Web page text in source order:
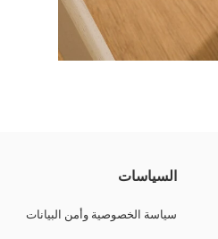
السياسات
سياسة الخصوصية وأمن البيانات